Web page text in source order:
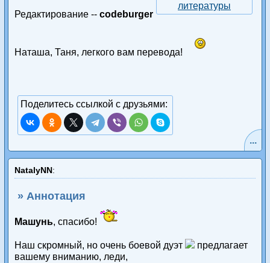
литературы
Редактирование -- codeburger
Наташа, Таня, легкого вам перевода!
Поделитесь ссылкой с друзьями:
...
NatalyNN:
» Аннотация
Машунь, спасибо!
Наш скромный, но очень боевой дуэт
предлагает
вашему вниманию, леди,